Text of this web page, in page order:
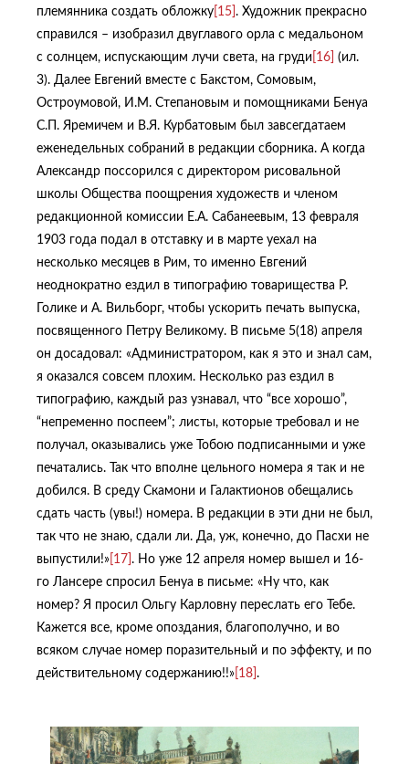
племянника создать обложку [15] . Художник прекрасно
справился – изобразил двуглавого орла с медальоном
с солнцем, испускающим лучи света, на груди [16] (ил.
3). Далее Евгений вместе с Бакстом, Сомовым,
Остроумовой, И.М. Степановым и помощниками Бенуа
С.П. Яремичем и В.Я. Курбатовым был завсегдатаем
еженедельных собраний в редакции сборника. А когда
Александр поссорился с директором рисовальной
школы Общества поощрения художеств и членом
редакционной комиссии Е.А. Сабанеевым, 13 февраля
1903 года подал в отставку и в марте уехал на
несколько месяцев в Рим, то именно Евгений
неоднократно ездил в типографию товарищества Р.
Голике и А. Вильборг, чтобы ускорить печать выпуска,
посвященного Петру Великому. В письме 5(18) апреля
он досадовал: «Администратором, как я это и знал сам,
я оказался совсем плохим. Несколько раз ездил в
типографию, каждый раз узнавал, что “все хорошо”,
“непременно поспеем”; листы, которые требовал и не
получал, оказывались уже Тобою подписанными и уже
печатались. Так что вполне цельного номера я так и не
добился. В среду Скамони и Галактионов обещались
сдать часть (увы!) номера. В редакции в эти дни не был,
так что не знаю, сдали ли. Да, уж, конечно, до Пасхи не
выпустили!» [17] . Но уже 12 апреля номер вышел и 16-
го Лансере спросил Бенуа в письме: «Ну что, как
номер? Я просил Ольгу Карловну переслать его Тебе.
Кажется все, кроме опоздания, благополучно, и во
всяком случае номер поразительный и по эффекту, и по
действительному содержанию!!» [18] .